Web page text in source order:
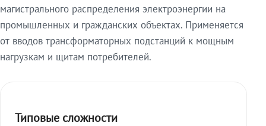
магистрального распределения электроэнергии на
промышленных и гражданских объектах. Применяется
от вводов трансформаторных подстанций к мощным
нагрузкам и щитам потребителей.
Типовые сложности